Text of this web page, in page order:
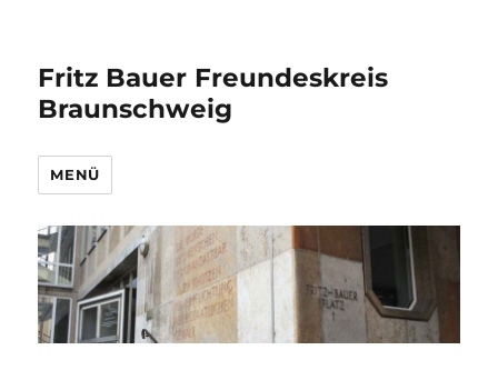
Fritz Bauer Freundeskreis
Braunschweig
MENÜ